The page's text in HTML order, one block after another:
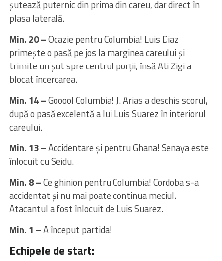
șutează puternic din prima din careu, dar direct în
plasa laterală.
Min. 20 –Ocazie pentru Columbia! Luis Diaz
primește o pasă pe jos la marginea careului și
trimite un șut spre centrul porții, însă Ati Zigi a
blocat încercarea.
Min. 14 –Gooool Columbia! J. Arias a deschis scorul,
după o pasă excelentă a lui Luis Suarez în interiorul
careului.
Min. 13 –Accidentare și pentru Ghana! Senaya este
înlocuit cu Seidu.
Min. 8 –Ce ghinion pentru Columbia! Cordoba s-a
accidentat și nu mai poate continua meciul.
Atacantul a fost înlocuit de Luis Suarez.
Min. 1 –A început partida!
Echipele de start: